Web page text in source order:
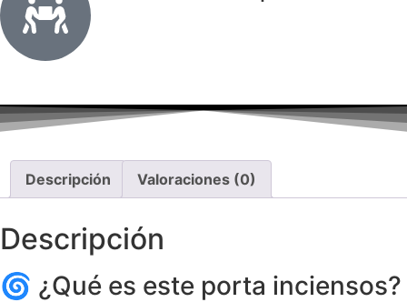
Descripción Valoraciones (0)
Descripción
🌀 ¿Qué es este porta inciensos?